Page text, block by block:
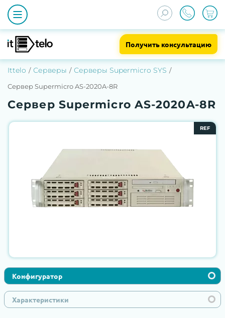
Получить консультацию
Ittelo Серверы Серверы Supermicro SYS
Сервер Supermicro AS-2020A-8R
Сервер Supermicro AS-2020A-8R
REF
Конфигуратор
Характеристики